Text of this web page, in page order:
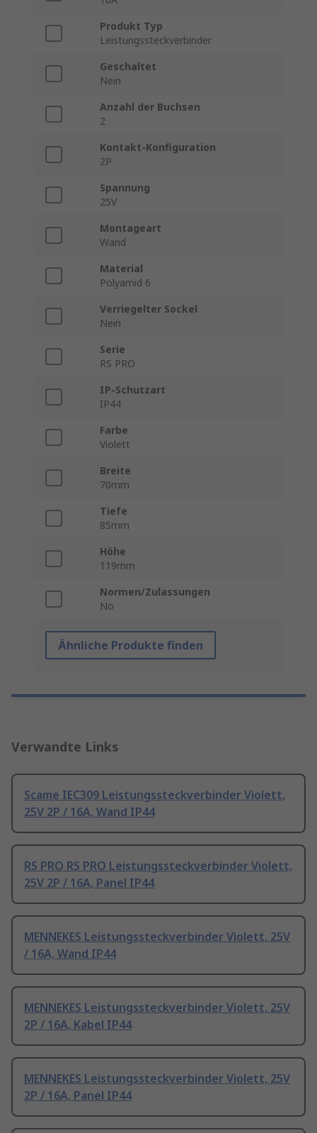
Produkt Typ
Leistungssteckverbinder
Geschaltet
Nein
Anzahl der Buchsen
2
Kontakt-Konfiguration
2P
Spannung
25V
Montageart
Wand
Material
Polyamid 6
Verriegelter Sockel
Nein
Serie
RS PRO
IP-Schutzart
IP44
Farbe
Violett
Breite
70mm
Tiefe
85mm
Höhe
119mm
Normen/Zulassungen
No
Ähnliche Produkte finden
Verwandte Links
Scame IEC309 Leistungssteckverbinder Violett,
25V 2P / 16A, Wand IP44
RS PRO RS PRO Leistungssteckverbinder Violett,
25V 2P / 16A, Panel IP44
MENNEKES Leistungssteckverbinder Violett, 25V
/ 16A, Wand IP44
MENNEKES Leistungssteckverbinder Violett, 25V
2P / 16A, Kabel IP44
MENNEKES Leistungssteckverbinder Violett, 25V
2P / 16A, Panel IP44